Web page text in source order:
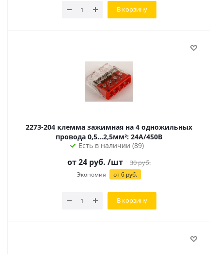
В корзину
2273-204 клемма зажимная на 4 одножильных
провода 0,5...2,5мм²: 24А/450В
Есть в наличии (89)
от24 руб. /шт 30руб.
Экономия от6 руб.
В корзину